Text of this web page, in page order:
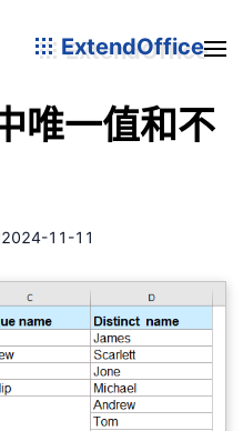
ExtendOffice
唯一值和不
2024-11-11